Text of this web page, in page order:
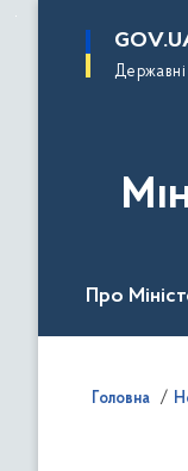
основного
Державні
Про
Головна